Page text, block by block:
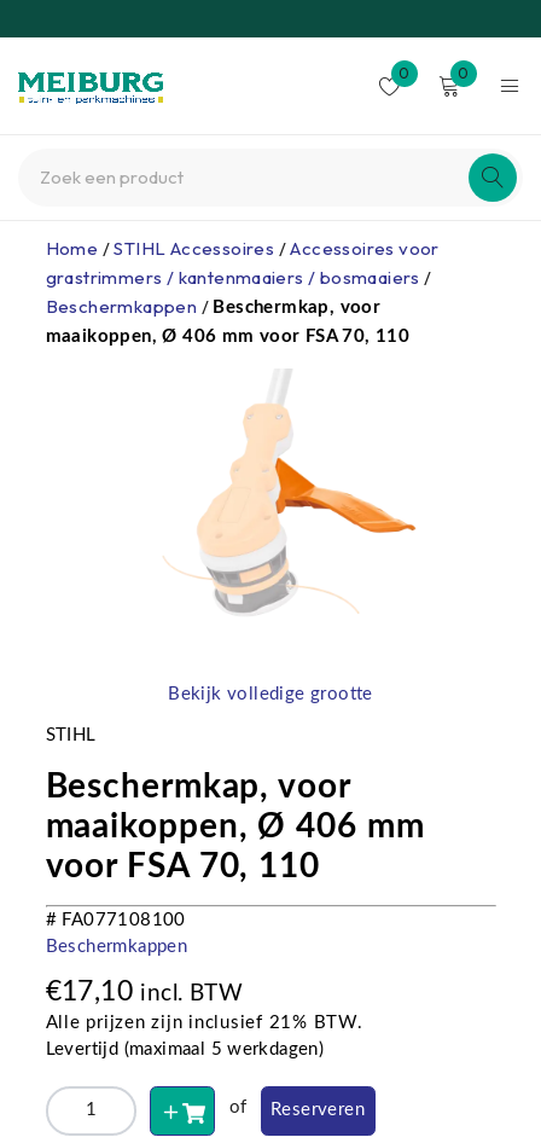
0 0
Home /STIHL Accessoires /Accessoires voor
grastrimmers / kantenmaaiers / bosmaaiers /
Beschermkappen / Beschermkap, voor
maaikoppen, Ø 406 mm voor FSA 70, 110
Bekijk volledige grootte
STIHL
Beschermkap, voor
maaikoppen, Ø 406 mm
voor FSA 70, 110
# FA077108100
Beschermkappen
€17,10 incl. BTW
Alle prijzen zijn inclusief 21% BTW.
Levertijd (maximaal 5 werkdagen)
of Reserveren